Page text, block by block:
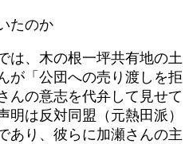
たのか
、木の根一坪共有地の土
が「公団への売り渡しを拒
んの意志を代弁して見せて
明は反対同盟（元熱田派）
あり、彼らに加瀬さんの主